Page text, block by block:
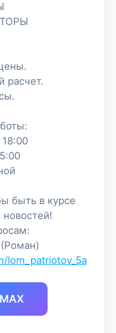
расчет.
быть в курсе
lom_patriotov_5a